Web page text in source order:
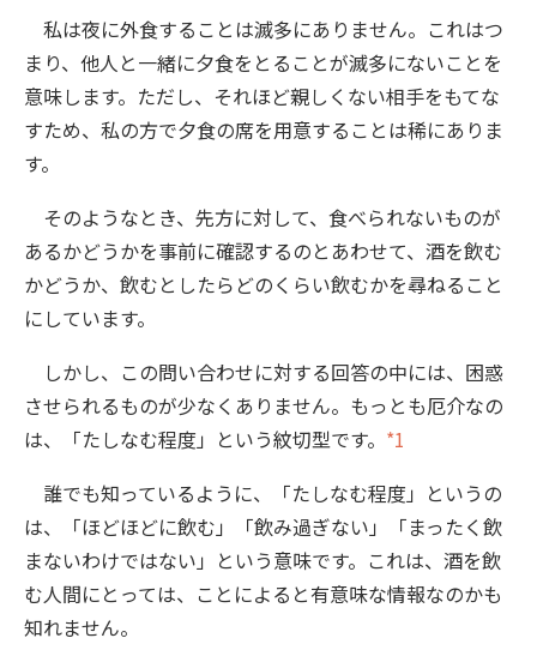
私は夜に外食することは滅多にありません。これはつ
まり、他人と一緒に夕食をとることが滅多にないことを
意味します。ただし、それほど親しくない相手をもてな
すため、私の方で夕食の席を用意することは稀にありま
す。
そのようなとき、先方に対して、食べられないものが
あるかどうかを事前に確認するのとあわせて、酒を飲む
かどうか、飲むとしたらどのくらい飲むかを尋ねること
にしています。
しかし、この問い合わせに対する回答の中には、困惑
させられるものが少なくありません。もっとも厄介なの
は、「たしなむ程度」という紋切型です。 *1
誰でも知っているように、「たしなむ程度」というの
は、「ほどほどに飲む」「飲み過ぎない」「まったく飲
まないわけではない」という意味です。これは、酒を飲
む人間にとっては、ことによると有意味な情報なのかも
知れません。